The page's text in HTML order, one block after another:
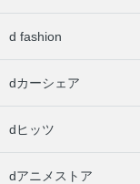
d fashion
dカーシェア
dヒッツ
dアニメストア